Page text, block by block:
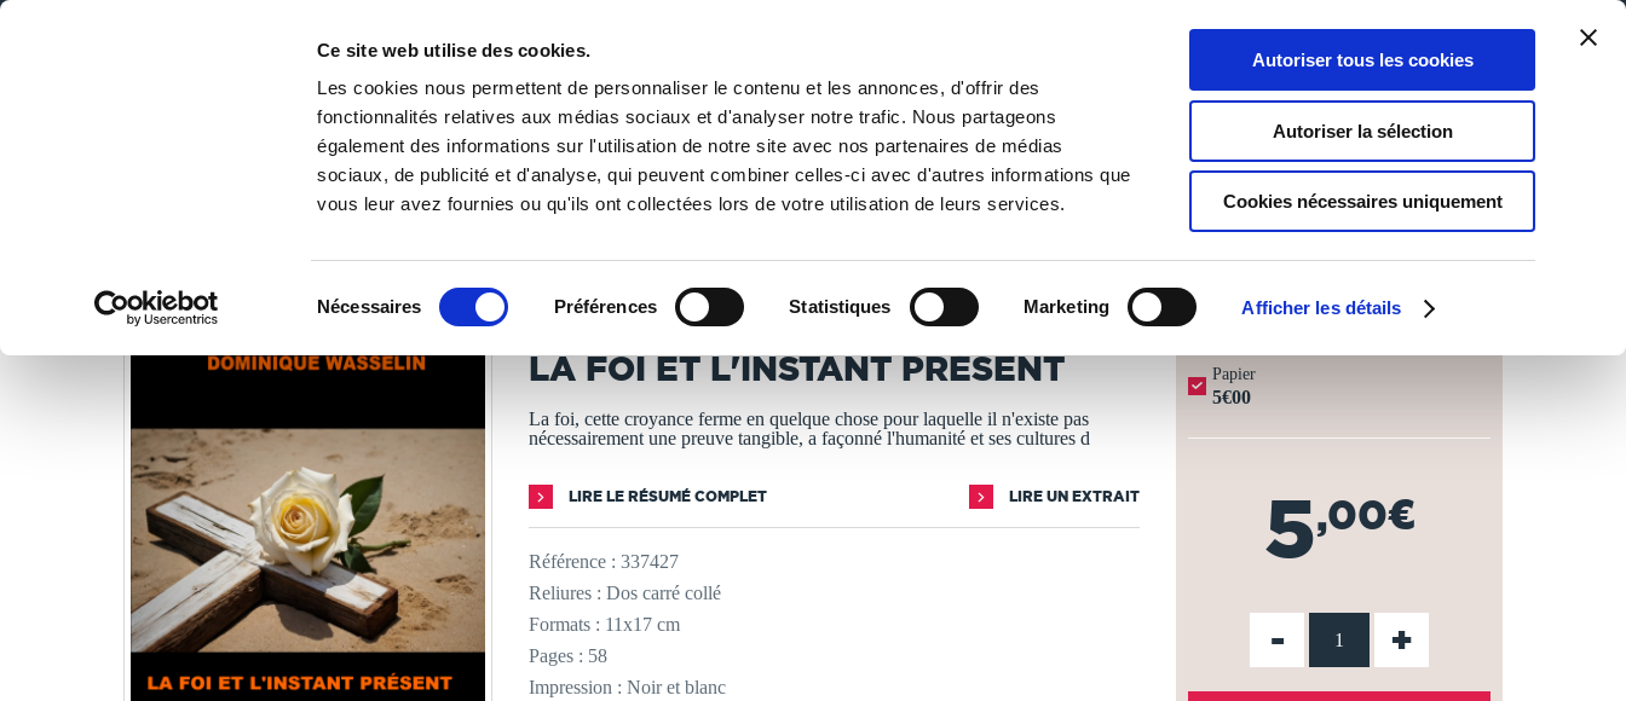
Ce site web utilise des cookies.
Les cookies nous permettent de personnaliser le contenu et les annonces, d'offrir des
fonctionnalités relatives aux médias sociaux et d'analyser notre trafic. Nous partageons
également des informations sur l'utilisation de notre site avec nos partenaires de médias
sociaux, de publicité et d'analyse, qui peuvent combiner celles-ci avec d'autres informations que
vous leur avez fournies ou qu'ils ont collectées lors de votre utilisation de leurs services.
Nécessaires Préférences Statistiques Marketing Afficher les détails
Autoriser tous les cookies
Autoriser la sélection
Cookies nécessaires uniquement
DE LA PAGE BLANCHE... AU BEST SELLER
0
Panier
0
Ma liste
Connexion
PUBLIER UN LIVRE LIBRAIRIE
/ Culture & société / Religions & spiritualité / LA FOI ET L'INSTANT PRÉSENT
LES LIVRES SONT IMPRIMÉS À LA DEMANDE - DÉLAI ACTUEL : 3 À 5 JOURS OUVRÉS ⏱️
DOMINIQUE WASSELIN
LA FOI ET L'INSTANT PRÉSENT
La foi, cette croyance ferme en quelque chose pour laquelle il n'existe pas
nécessairement une preuve tangible, a façonné l'humanité et ses cultures d
LIRE LE RÉSUMÉ COMPLET LIRE UN EXTRAIT
Référence : 337427
Reliures : Dos carré collé
Formats : 11x17 cm
Pages : 58
Impression : Noir et blanc
Papier
5€00
5,00€
- +